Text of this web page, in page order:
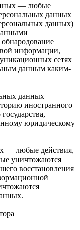
— любые
данных
данных)
информации,
сетях
данным каким-
данных —
иностранного
юридическому
— любые действия,
уничтожаются
восстановления